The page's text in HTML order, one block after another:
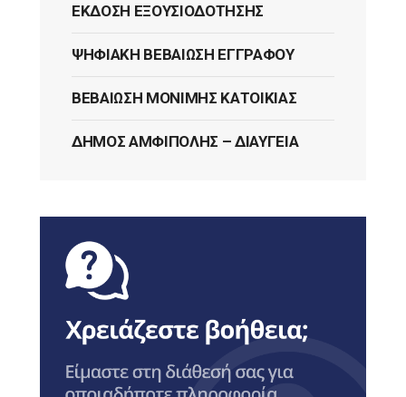
ΈΚΔΟΣΗ ΕΞΟΥΣΙΟΔΌΤΗΣΗΣ
ΨΗΦΙΑΚΉ ΒΕΒΑΊΩΣΗ ΕΓΓΡΆΦΟΥ
ΒΕΒΑΊΩΣΗ ΜΌΝΙΜΗΣ ΚΑΤΟΙΚΊΑΣ
ΔΉΜΟΣ ΑΜΦΊΠΟΛΗΣ – ΔΙΑΎΓΕΙΑ